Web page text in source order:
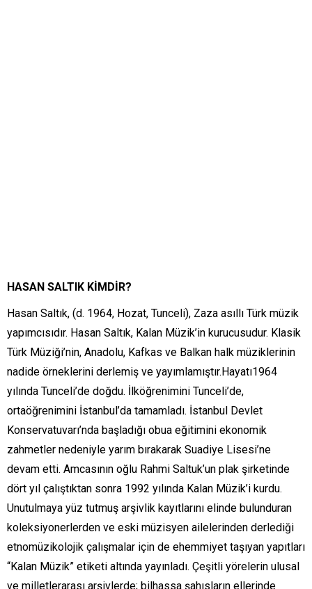
HASAN SALTIK KİMDİR?
Hasan Saltık, (d. 1964, Hozat, Tunceli), Zaza asıllı Türk müzik
yapımcısıdır. Hasan Saltık, Kalan Müzik’in kurucusudur. Klasik
Türk Müziği’nin, Anadolu, Kafkas ve Balkan halk müziklerinin
nadide örneklerini derlemiş ve yayımlamıştır.Hayatı1964
yılında Tunceli’de doğdu. İlköğrenimini Tunceli’de,
ortaöğrenimini İstanbul’da tamamladı. İstanbul Devlet
Konservatuvarı’nda başladığı obua eğitimini ekonomik
zahmetler nedeniyle yarım bırakarak Suadiye Lisesi’ne
devam etti. Amcasının oğlu Rahmi Saltuk’un plak şirketinde
dört yıl çalıştıktan sonra 1992 yılında Kalan Müzik’i kurdu.
Unutulmaya yüz tutmuş arşivlik kayıtlarını elinde bulunduran
koleksiyonerlerden ve eski müzisyen ailelerinden derlediği
etnomüzikolojik çalışmalar için de ehemmiyet taşıyan yapıtları
“Kalan Müzik” etiketi altında yayınladı. Çeşitli yörelerin ulusal
ve milletlerarası arşivlerde; bilhassa şahısların ellerinde